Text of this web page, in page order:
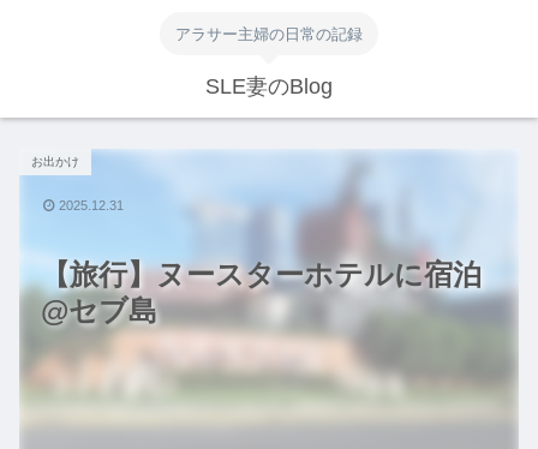
アラサー主婦の日常の記録
SLE妻のBlog
【旅行】ヌースターホテルに宿泊
@セブ島
お出かけ
2025.12.31